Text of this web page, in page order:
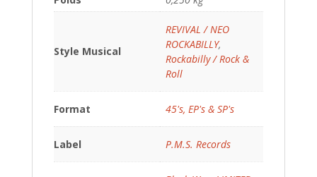
Style Musical
REVIVAL / NEO
ROCKABILLY,
Rockabilly / Rock &
Roll
Format 45's, EP's & SP's
Label P.M.S. Records